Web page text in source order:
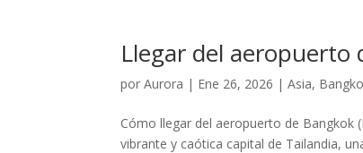
Llegar del aeropuerto
porAurora | Ene 26, 2026 |Asia,
Cómo llegar del aeropuerto de Bangkok
vibrante y caótica capital de Tailandia,